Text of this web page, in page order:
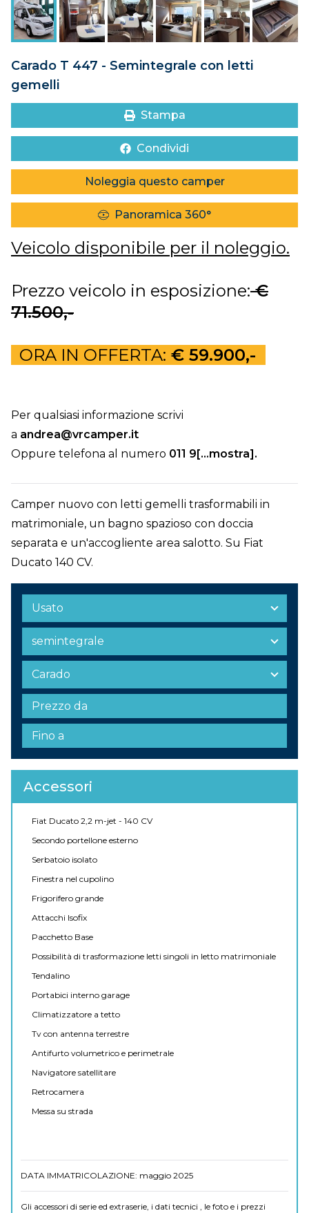
DOVE SIAMO
CONTATTI
Carado T 447 - Semintegrale con letti
gemelli
Stampa
Condividi
Noleggia questo camper
Panoramica 360°
Veicolo disponibile per il noleggio.
Prezzo veicolo in esposizione:€
71.500,-
ORA IN OFFERTA: € 59.900,-
Per qualsiasi informazione scrivi
a andrea@vrcamper.it
Oppure telefona al numero 011 9[...mostra].
Camper nuovo con letti gemelli trasformabili in
matrimoniale, un bagno spazioso con doccia
separata e un'accogliente area salotto. Su Fiat
Ducato 140 CV.
Accessori
Fiat Ducato 2,2 m-jet - 140 CV
Secondo portellone esterno
Serbatoio isolato
Finestra nel cupolino
Frigorifero grande
Attacchi Isofix
Pacchetto Base
Possibilità di trasformazione letti singoli in letto matrimoniale
Tendalino
Portabici interno garage
Climatizzatore a tetto
Tv con antenna terrestre
Antifurto volumetrico e perimetrale
Navigatore satellitare
Retrocamera
Messa su strada
DATA IMMATRICOLAZIONE: maggio 2025
Gli accessori di serie ed extraserie, i dati tecnici , le foto e i prezzi